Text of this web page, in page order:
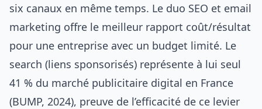
six canaux en même temps. Le duo SEO et email
marketing offre le meilleur rapport coût/résultat
pour une entreprise avec un budget limité. Le
search (liens sponsorisés) représente à lui seul
41 % du marché publicitaire digital en France
(BUMP, 2024), preuve de l’efficacité de ce levier